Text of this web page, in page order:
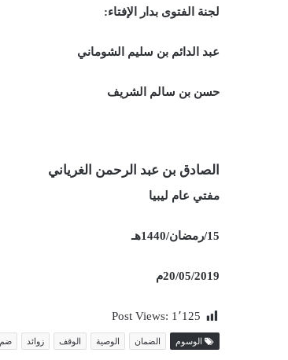
لجنة الفتوى بدار الإفتاء:
عبد الدائم بن سليم الشوماني
حسن بن سالم الشريف
الصادق بن عبد الرحمن الغرياني
مفتي عام ليبيا
15/رمضان/1440هـ
20/05/2019م
Post Views: 1٬125
الوسوم الضمان الوصية الوقف زوائد ضم